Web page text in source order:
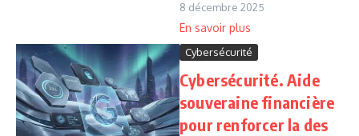
8 décembre 2025
Cybersécurité
Cybersécurité. Aide
souveraine financière
pour renforcer la des